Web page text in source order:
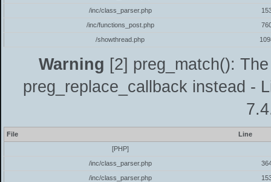
/inc/class_parser.php
/inc/functions_post.php
/showthread.php
Warning [2] preg_match():
preg_replace_callback instead -
File
Line
[PHP]
/inc/class_parser.php
/inc/class_parser.php